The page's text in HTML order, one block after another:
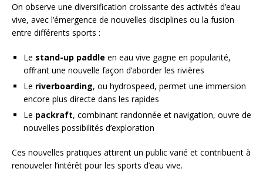
On observe une diversification croissante des activités d’eau
vive, avec l’émergence de nouvelles disciplines ou la fusion
entre différents sports :
Le stand-up paddle en eau vive gagne en popularité,
offrant une nouvelle façon d’aborder les rivières
Le riverboarding, ou hydrospeed, permet une immersion
encore plus directe dans les rapides
Le packraft, combinant randonnée et navigation, ouvre de
nouvelles possibilités d’exploration
Ces nouvelles pratiques attirent un public varié et contribuent à
renouveler l’intérêt pour les sports d’eau vive.